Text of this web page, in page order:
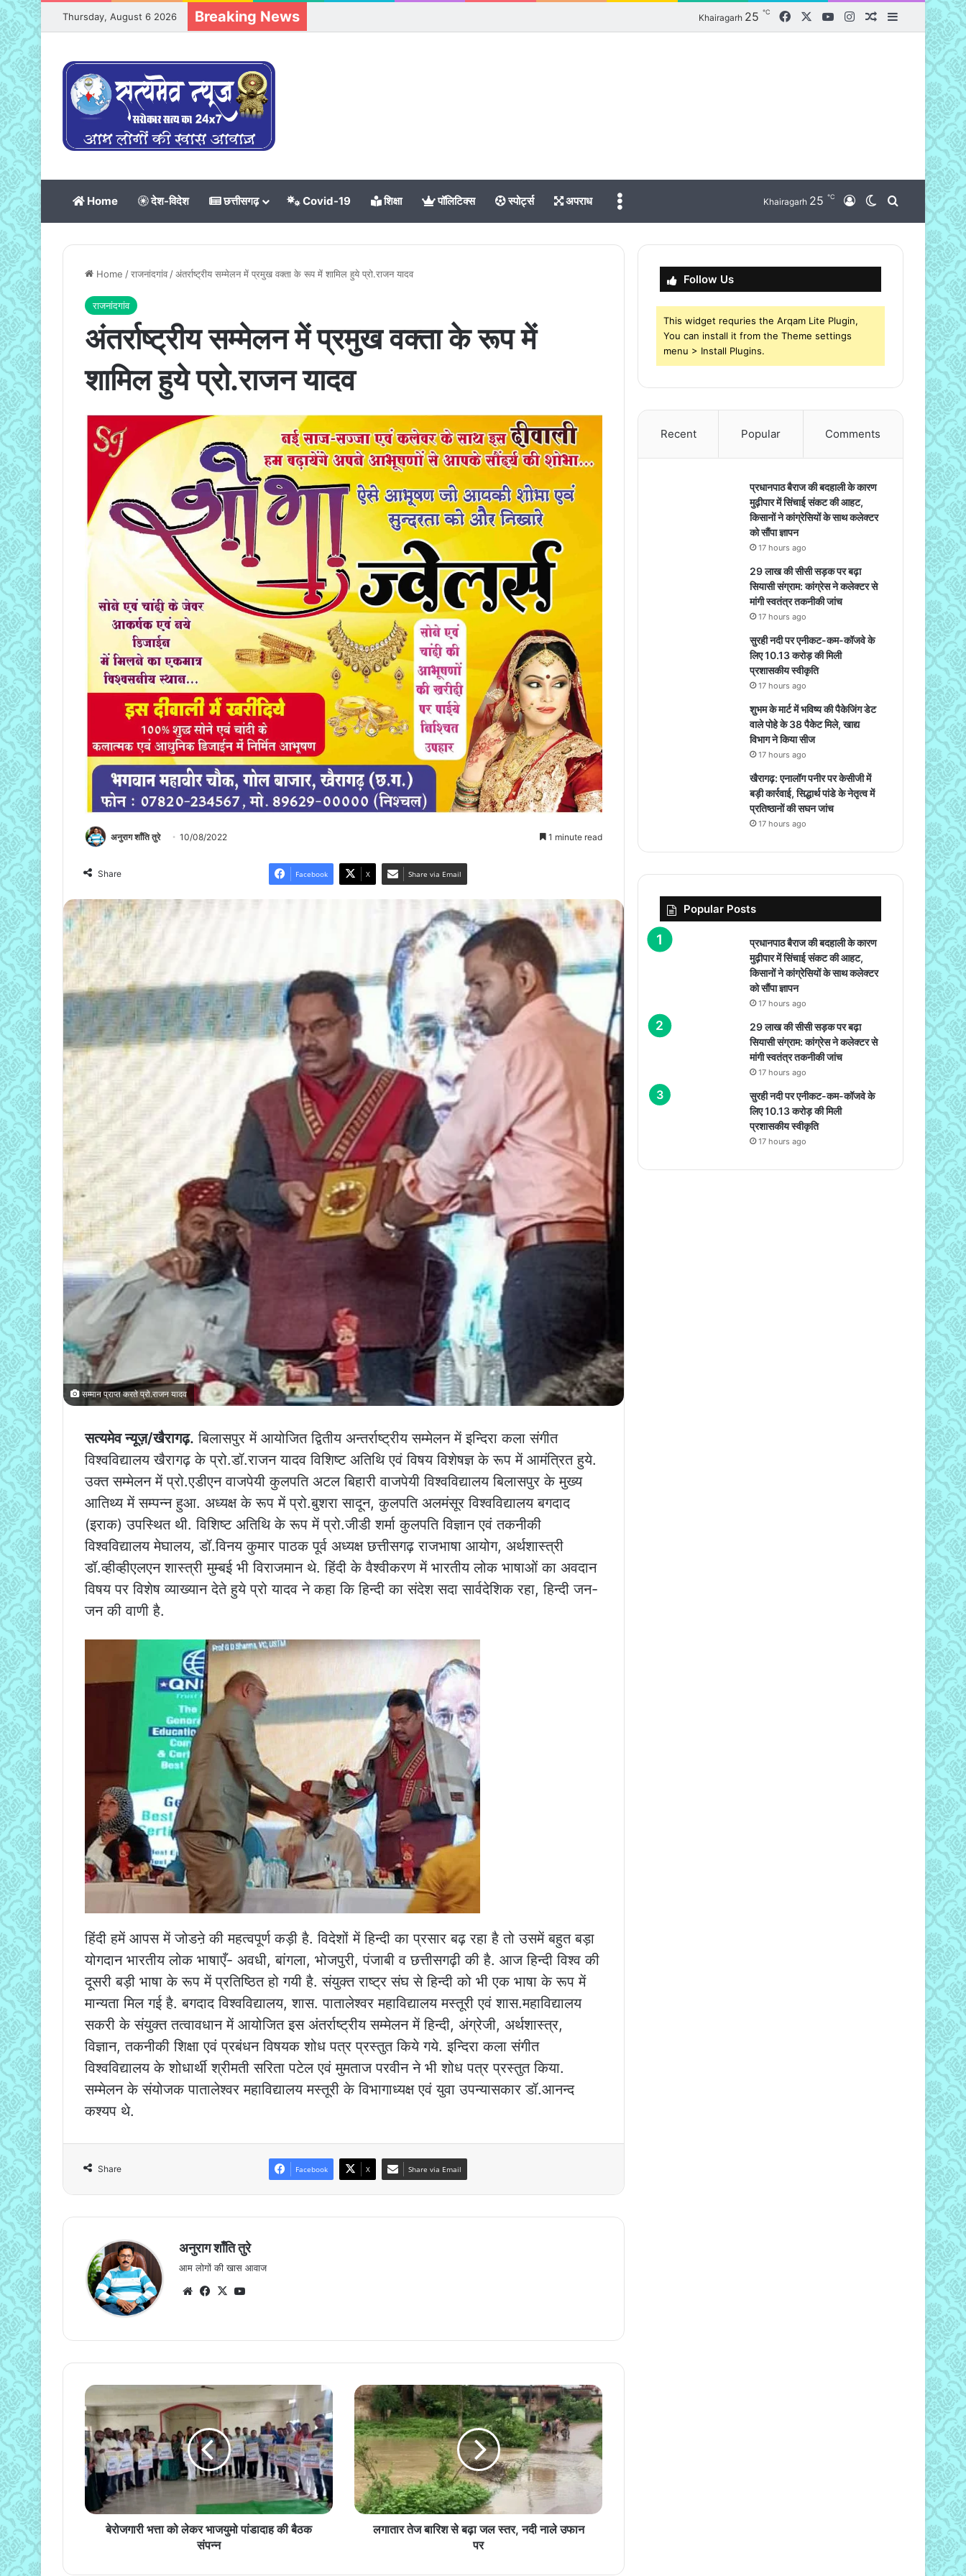
Thursday, August 6 2026 Breaking News Khairagarh 25 ℃ FacebookYouTubeInstagramRandom Article
Sidebar
Home देश-विदेश छत्तीसगढ़ Covid-19 शिक्षा पॉलिटिक्स स्पोर्ट्स अपराध Khairagarh 25 ℃ Log InSwitch skin
Search for
Home /राजनांदगांव /अंतर्राष्ट्रीय सम्मेलन में प्रमुख वक्ता के रूप में शामिल हुये प्रो.राजन यादव
राजनांदगांव
अंतर्राष्ट्रीय सम्मेलन में प्रमुख वक्ता के रूप में
शामिल हुये प्रो.राजन यादव
अनुराग शाँति तुरे 10/08/2022 1 minute read
Share Facebook X Share via Email
सम्मान प्राप्त करते प्रो.राजन यादव
सत्यमेव न्यूज़/खैरागढ़. बिलासपुर में आयोजित द्वितीय अन्तर्राष्ट्रीय सम्मेलन में इन्दिरा कला संगीत
विश्वविद्यालय खैरागढ़ के प्रो.डॉ.राजन यादव विशिष्ट अतिथि एवं विषय विशेषज्ञ के रूप में आमंत्रित हुये.
उक्त सम्मेलन में प्रो.एडीएन वाजपेयी कुलपति अटल बिहारी वाजपेयी विश्वविद्यालय बिलासपुर के मुख्य
आतिथ्य में सम्पन्न हुआ. अध्यक्ष के रूप में प्रो.बुशरा सादून, कुलपति अलमंसूर विश्वविद्यालय बगदाद
(इराक) उपस्थित थी. विशिष्ट अतिथि के रूप में प्रो.जीडी शर्मा कुलपति विज्ञान एवं तकनीकी
विश्वविद्यालय मेघालय, डॉ.विनय कुमार पाठक पूर्व अध्यक्ष छत्तीसगढ़ राजभाषा आयोग, अर्थशास्त्री
डॉ.व्हीव्हीएलएन शास्त्री मुम्बई भी विराजमान थे. हिंदी के वैश्वीकरण में भारतीय लोक भाषाओं का अवदान
विषय पर विशेष व्याख्यान देते हुये प्रो यादव ने कहा कि हिन्दी का संदेश सदा सार्वदेशिक रहा, हिन्दी जन-
जन की वाणी है.
हिंदी हमें आपस में जोडऩे की महत्वपूर्ण कड़ी है. विदेशों में हिन्दी का प्रसार बढ़ रहा है तो उसमें बहुत बड़ा
योगदान भारतीय लोक भाषाएँ- अवधी, बांगला, भोजपुरी, पंजाबी व छत्तीसगढ़ी की है. आज हिन्दी विश्व की
दूसरी बड़ी भाषा के रूप में प्रतिष्ठित हो गयी है. संयुक्त राष्ट्र संघ से हिन्दी को भी एक भाषा के रूप में
मान्यता मिल गई है. बगदाद विश्वविद्यालय, शास. पातालेश्वर महाविद्यालय मस्तूरी एवं शास.महाविद्यालय
सकरी के संयुक्त तत्वावधान में आयोजित इस अंतर्राष्ट्रीय सम्मेलन में हिन्दी, अंग्रेजी, अर्थशास्त्र,
विज्ञान, तकनीकी शिक्षा एवं प्रबंधन विषयक शोध पत्र प्रस्तुत किये गये. इन्दिरा कला संगीत
विश्वविद्यालय के शोधार्थी श्रीमती सरिता पटेल एवं मुमताज परवीन ने भी शोध पत्र प्रस्तुत किया.
सम्मेलन के संयोजक पातालेश्वर महाविद्यालय मस्तूरी के विभागाध्यक्ष एवं युवा उपन्यासकार डॉ.आनन्द
कश्यप थे.
Share Facebook X Share via Email
अनुराग शाँति तुरे
आम लोगों की खास आवाज
WebsiteFacebook
X
बेरोजगारी
भत्ता
लेकर
भाजयुमो
पांडादाह
की
बैठक
संपन्न
बेरोजगारी भत्ता को लेकर भाजयुमो पांडादाह की बैठक
संपन्न
लगातार
तेज
बारिश
से
बढ़ा
जल
स्तर,
नदी
नाले
उफानलगातार तेज बारिश से बढ़ा जल स्तर, नदी नाले उफान
पर
Follow Us
This widget requries the Arqam Lite Plugin,
You can install it from the Theme settings
menu > Install Plugins.
Recent Popular Comments
प्रधानपाठ बैराज की बदहाली के कारण
मुढ़ीपार में सिंचाई संकट की आहट,
किसानों ने कांग्रेसियों के साथ कलेक्टर
को सौंपा ज्ञापन
17 hours ago
29 लाख की सीसी सड़क पर बढ़ा
सियासी संग्राम: कांग्रेस ने कलेक्टर से
मांगी स्वतंत्र तकनीकी जांच
17 hours ago
सुरही नदी पर एनीकट-कम-कॉजवे के
लिए 10.13 करोड़ की मिली
प्रशासकीय स्वीकृति
17 hours ago
शुभम के मार्ट में भविष्य की पैकेजिंग डेट
वाले पोहे के 38 पैकेट मिले, खाद्य
विभाग ने किया सीज
17 hours ago
खैरागढ़: एनालॉग पनीर पर केसीजी में
बड़ी कार्रवाई, सिद्धार्थ पांडे के नेतृत्व में
प्रतिष्ठानों की सघन जांच
17 hours ago
Popular Posts
प्रधानपाठ बैराज की बदहाली के कारण
मुढ़ीपार में सिंचाई संकट की आहट,
किसानों ने कांग्रेसियों के साथ कलेक्टर
को सौंपा ज्ञापन
17 hours ago
29 लाख की सीसी सड़क पर बढ़ा
सियासी संग्राम: कांग्रेस ने कलेक्टर से
मांगी स्वतंत्र तकनीकी जांच
17 hours ago
सुरही नदी पर एनीकट-कम-कॉजवे के
लिए 10.13 करोड़ की मिली
प्रशासकीय स्वीकृति
17 hours ago